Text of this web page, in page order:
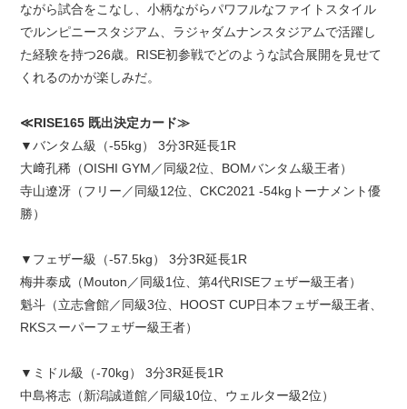
ながら試合をこなし、小柄ながらパワフルなファイトスタイル
でルンピニースタジアム、ラジャダムナンスタジアムで活躍し
た経験を持つ26歳。RISE初参戦でどのような試合展開を見せて
くれるのかが楽しみだ。
≪RISE165 既出決定カード≫
▼バンタム級（-55kg） 3分3R延長1R
大﨑孔稀（OISHI GYM／同級2位、BOMバンタム級王者）
寺山遼冴（フリー／同級12位、CKC2021 -54kgトーナメント優
勝）
▼フェザー級（-57.5kg） 3分3R延長1R
梅井泰成（Mouton／同級1位、第4代RISEフェザー級王者）
魁斗（立志會館／同級3位、HOOST CUP日本フェザー級王者、
RKSスーパーフェザー級王者）
▼ミドル級（-70kg） 3分3R延長1R
中島将志（新潟誠道館／同級10位、ウェルター級2位）